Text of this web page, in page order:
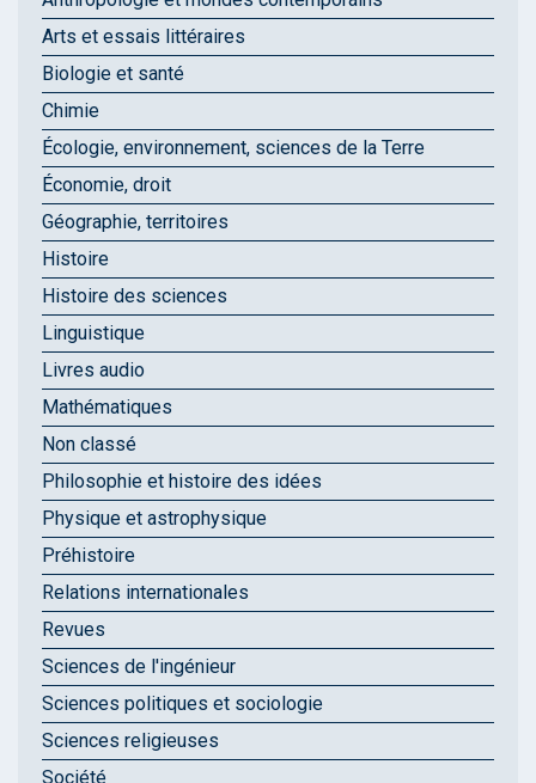
Arts et essais littéraires
Biologie et santé
Chimie
Écologie, environnement, sciences de la Terre
Économie, droit
Géographie, territoires
Histoire
Histoire des sciences
Linguistique
Livres audio
Mathématiques
Non classé
Philosophie et histoire des idées
Physique et astrophysique
Préhistoire
Relations internationales
Revues
Sciences de l'ingénieur
Sciences politiques et sociologie
Sciences religieuses
Société